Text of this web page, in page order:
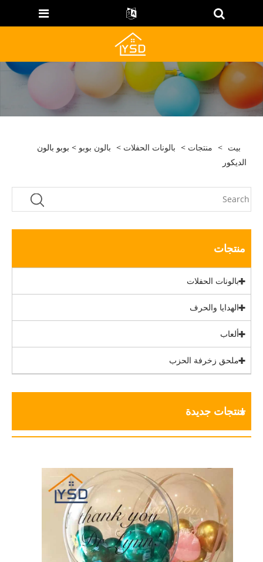
بيت > منتجات > بالونات الحفلات > بالون بوبو > بوبو بالون
الديكور
منتجات
بالونات الحفلات
الهدايا والحرف
ألعاب
ملحق زخرفة الحزب
منتجات جديدة